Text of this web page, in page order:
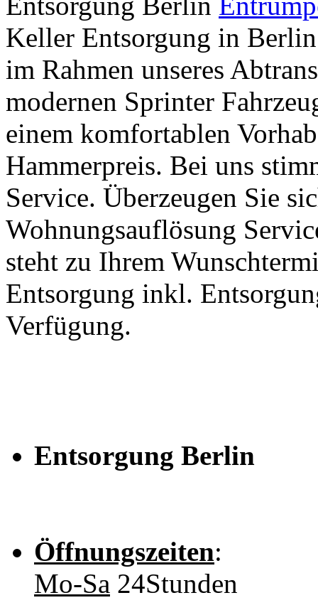
Keller Entsorgung in
im Rahmen unseres
modernen Sprinter
einem komfortablen
Hammerpreis. Bei uns
Service. Überzeugen Sie
Wohnungsauflösung
steht zu Ihrem
Entsorgung inkl.
Verfügung.
Entsorgung Berlin
Öffnungszeiten:
Mo-Sa 24Stunden